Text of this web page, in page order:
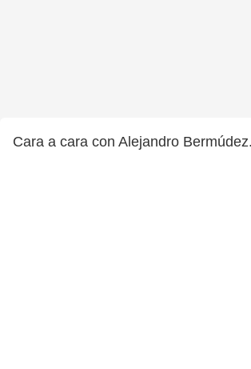
Cara a cara con Alejandro Bermúdez.